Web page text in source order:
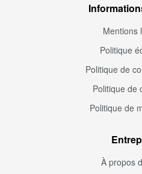
Mentions
Politique
Politique de
Politique de
Politique de
À propos